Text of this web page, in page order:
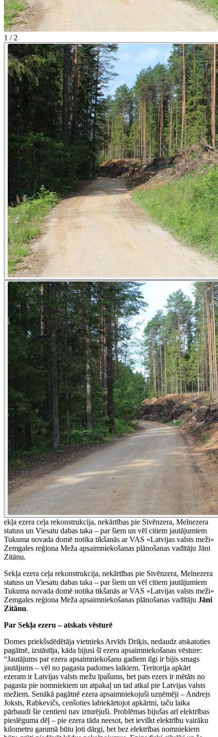
1 / 2
ekļa ezera ceļa rekonstrukcija, nekārtības pie Sivēnzera, Melnezera
statuss un Viesatu dabas taka – par šiem un vēl citiem jautājumiem
Tukuma novada domē notika tikšanās ar VAS «Latvijas valsts meži»
Zemgales reģiona Meža apsaimniekošanas plānošanas vadītāju Jāni
Zitānu.
Sekļa ezera ceļa rekonstrukcija, nekārtības pie Sivēnzera, Melnezera
statuss un Viesatu dabas taka – par šiem un vēl citiem jautājumiem
Tukuma novada domē notika tikšanās ar VAS «Latvijas valsts meži»
Zemgales reģiona Meža apsaimniekošanas plānošanas vadītāju Jāni
Zitānu.
Par Sekļa ezeru – atskats vēsturē
Domes priekšsdēdētāja vietnieks Arvīds Driķis, nedaudz atskatoties
pagātnē, izstāstīja, kāda bijusi šī ezera apsaimniekošanas vēsture:
“Jautājums par ezera apsaimniekošanu gadiem ilgi ir bijis smags
jautājums – vēl no pagasta padomes laikiem. Teritorija apkārt
ezeram ir Latvijas valsts mežu īpašums, bet pats ezers ir mētāts no
pagasta pie nomniekiem un atpakaļ un tad atkal pie Latvijas valsts
mežiem. Senākā pagātnē ezera apsaimniekojuši uzņēmēji – Andrejs
Joksts, Rabkevičs, cenšoties labiekārtojot apkārtni, taču laika
pārbaudi šie centieni nav izturējuši. Problēmas bijušas arī elektrības
pieslēguma dēļ – pie ezera tāda neesot, bet ievilkt elektrību vairāku
kilometru garumā būtu ļoti dārgi, bet bez elektrības nomniekiem